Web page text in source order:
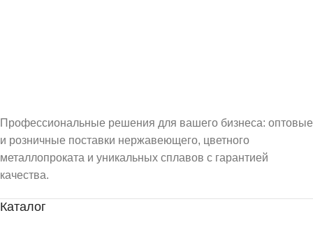
Профессиональные решения для вашего бизнеса: оптовые
и розничные поставки нержавеющего, цветного
металлопроката и уникальных сплавов с гарантией
качества.
Каталог